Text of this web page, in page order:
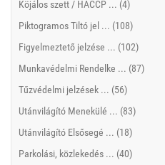
Köjálos szett / HACCP ... (4)
Piktogramos Tiltó jel ... (108)
Figyelmeztető jelzése ... (102)
Munkavédelmi Rendelke ... (87)
Tűzvédelmi jelzések ... (56)
Utánvilágító Menekülé ... (83)
Utánvilágító Elsősegé ... (18)
Parkolási, közlekedés ... (40)